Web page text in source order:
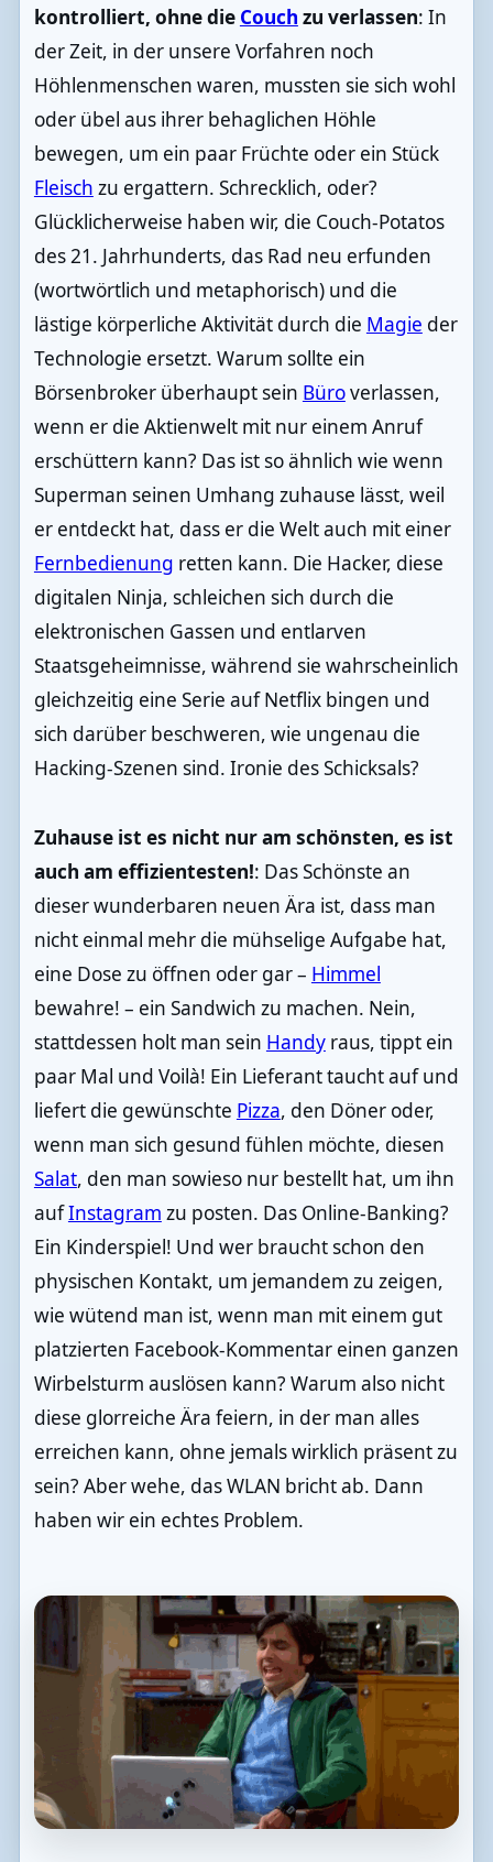
kontrolliert, ohne die Couch zu verlassen: In
der Zeit, in der unsere Vorfahren noch
Höhlenmenschen waren, mussten sie sich wohl
oder übel aus ihrer behaglichen Höhle
bewegen, um ein paar Früchte oder ein Stück
Fleisch zu ergattern. Schrecklich, oder?
Glücklicherweise haben wir, die Couch-Potatos
des 21. Jahrhunderts, das Rad neu erfunden
(wortwörtlich und metaphorisch) und die
lästige körperliche Aktivität durch die Magie der
Technologie ersetzt. Warum sollte ein
Börsenbroker überhaupt sein Büroverlassen,
wenn er die Aktienwelt mit nur einem Anruf
erschüttern kann? Das ist so ähnlich wie wenn
Superman seinen Umhang zuhause lässt, weil
er entdeckt hat, dass er die Welt auch mit einer
Fernbedienung retten kann. Die Hacker, diese
digitalen Ninja, schleichen sich durch die
elektronischen Gassen und entlarven
Staatsgeheimnisse, während sie wahrscheinlich
gleichzeitig eine Serie auf Netflix bingen und
sich darüber beschweren, wie ungenau die
Hacking-Szenen sind. Ironie des Schicksals?
Zuhause ist es nicht nur am schönsten, es ist
auch am effizientesten!: Das Schönste an
dieser wunderbaren neuen Ära ist, dass man
nicht einmal mehr die mühselige Aufgabe hat,
eine Dose zu öffnen oder gar – Himmel
bewahre! – ein Sandwich zu machen. Nein,
stattdessen holt man sein Handyraus, tippt ein
paar Mal und Voilà! Ein Lieferant taucht auf und
liefert die gewünschte Pizza, den Döner oder,
wenn man sich gesund fühlen möchte, diesen
Salat, den man sowieso nur bestellt hat, um ihn
aufInstagram zu posten. Das Online-Banking?
Ein Kinderspiel! Und wer braucht schon den
physischen Kontakt, um jemandem zu zeigen,
wie wütend man ist, wenn man mit einem gut
platzierten Facebook-Kommentar einen ganzen
Wirbelsturm auslösen kann? Warum also nicht
diese glorreiche Ära feiern, in der man alles
erreichen kann, ohne jemals wirklich präsent zu
sein? Aber wehe, das WLAN bricht ab. Dann
haben wir ein echtes Problem.